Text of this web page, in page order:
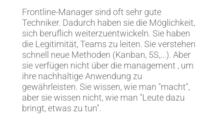
Frontline-Manager sind oft sehr gute
Techniker. Dadurch haben sie die Möglichkeit,
sich beruflich weiterzuentwickeln. Sie haben
die Legitimität, Teams zu leiten. Sie verstehen
schnell neue Methoden (Kanban, 5S,...). Aber
sie verfügen nicht über die management , um
ihre nachhaltige Anwendung zu
gewährleisten. Sie wissen, wie man "macht",
aber sie wissen nicht, wie man "Leute dazu
bringt, etwas zu tun".